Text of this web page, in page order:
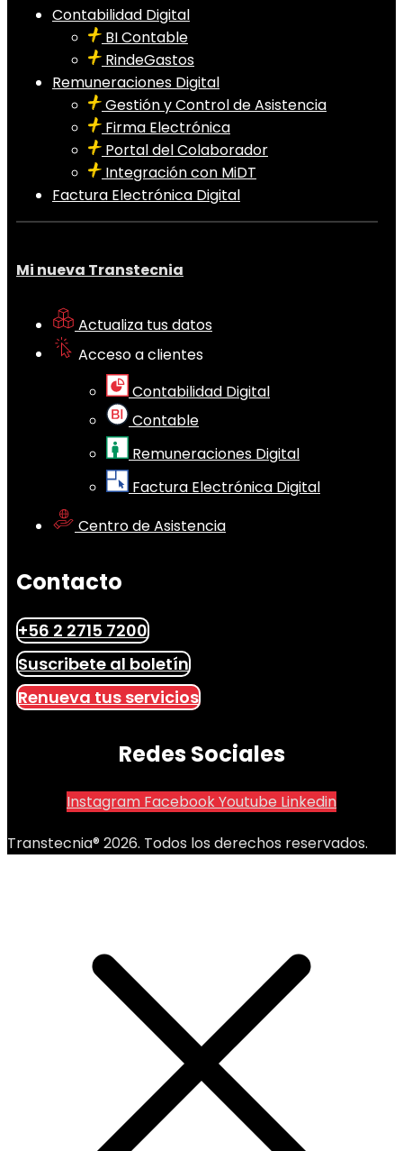
Contabilidad Digital
BI Contable
RindeGastos
Remuneraciones Digital
Gestión y Control de Asistencia
Firma Electrónica
Portal del Colaborador
Integración con MiDT
Factura Electrónica Digital
Mi nueva Transtecnia
Actualiza tus datos
Acceso a clientes
Contabilidad Digital
Contable
Remuneraciones Digital
Factura Electrónica Digital
Centro de Asistencia
Contacto
+56 2 2715 7200
Suscribete al boletín
Renueva tus servicios
Redes Sociales
Instagram FacebookYoutube Linkedin
Transtecnia® 2026. Todos los derechos reservados.